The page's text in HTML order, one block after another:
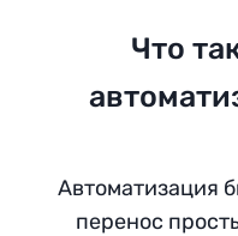
Что
Автоматизация
перенос